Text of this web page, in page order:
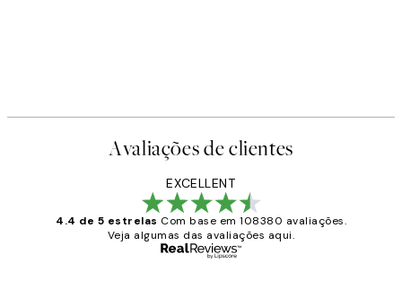
Avaliações de clientes
EXCELLENT
4.4 de 5 estrelas Com base em 108380 avaliações.
Veja algumas das avaliações aqui.